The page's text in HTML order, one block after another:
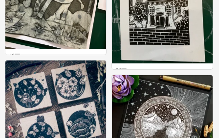
版画
0
版画
0